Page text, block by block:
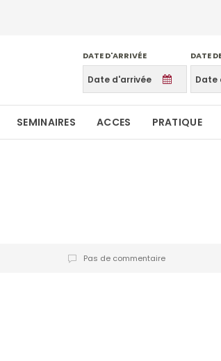
DATE D'ARRIVÉE DATE
SEMINAIRES ACCES PRATIQUE
Pas de commentaire